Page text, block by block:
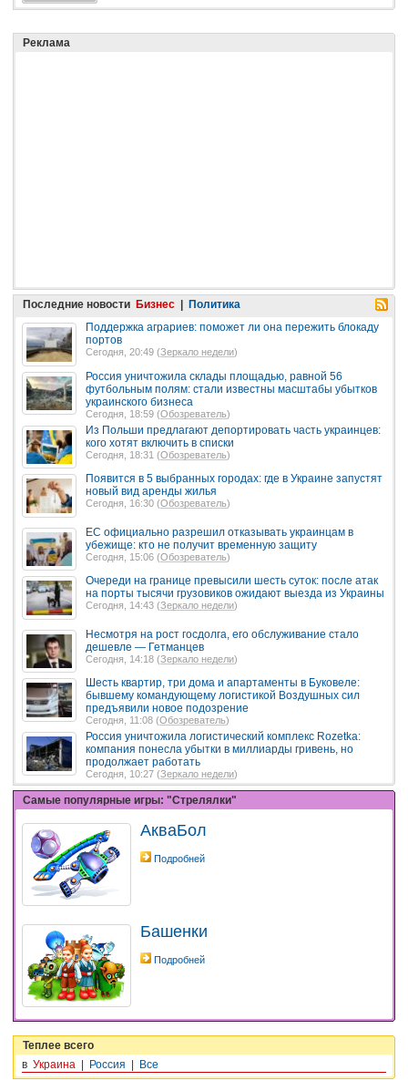
Реклама
Последние новости Бизнес
Политика
Поддержка аграриев: поможет ли она пережить блокаду
портов
Сегодня, 20:49 (Зеркало недели)
Россия уничтожила склады площадью, равной 56
футбольным полям: стали известны масштабы убытков
украинского бизнеса
Сегодня, 18:59 (Обозреватель)
Из Польши предлагают депортировать часть украинцев:
кого хотят включить в списки
Сегодня, 18:31 (Обозреватель)
Появится в 5 выбранных городах: где в Украине запустят
новый вид аренды жилья
Сегодня, 16:30 (Обозреватель)
ЕС официально разрешил отказывать украинцам в
убежище: кто не получит временную защиту
Сегодня, 15:06 (Обозреватель)
Очереди на границе превысили шесть суток: после атак
на порты тысячи грузовиков ожидают выезда из Украины
Сегодня, 14:43 (Зеркало недели)
Несмотря на рост госдолга, его обслуживание стало
дешевле — Гетманцев
Сегодня, 14:18 (Зеркало недели)
Шесть квартир, три дома и апартаменты в Буковеле:
бывшему командующему логистикой Воздушных сил
предъявили новое подозрение
Сегодня, 11:08 (Обозреватель)
Россия уничтожила логистический комплекс Rozetka:
компания понесла убытки в миллиарды гривень, но
продолжает работать
Сегодня, 10:27 (Зеркало недели)
Самые популярные игры: "Стрелялки"
АкваБол
Подробней
Башенки
Подробней
Теплее всего
в Украина Россия Все